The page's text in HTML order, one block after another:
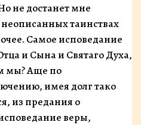
не достанет мне
таинствах
Самое испо­ведание
и Сына и Свята­го Духа,
мы? Аще по
имея долг тако
из предания о
веры,